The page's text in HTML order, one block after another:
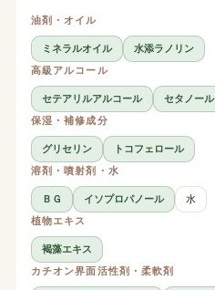
油剤・オイル
ミネラルオイル
水添ラノリン
高級アルコール
セテアリルアルコール
セタノール
保湿・補修成分
グリセリン
トコフェロール
溶剤・噴射剤・水
ＢＧ イソプロパノール
水
植物エキス
褐藻エキス
カチオン界面活性剤・柔軟剤